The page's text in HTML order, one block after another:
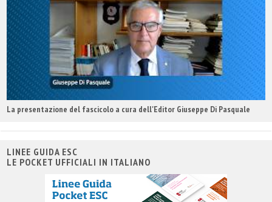
La presentazione del fascicolo a cura dell'Editor Giuseppe Di Pasquale
LINEE GUIDA ESC
LE POCKET UFFICIALI IN ITALIANO